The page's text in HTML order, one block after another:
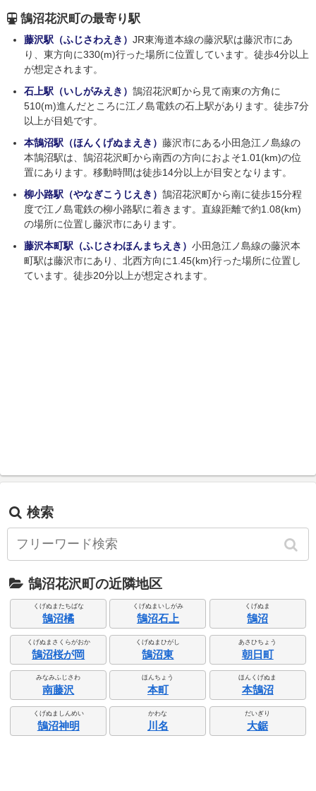
鵠沼花沢町の最寄り駅
藤沢駅（ふじさわえき） JR東海道本線の藤沢駅は藤沢市にあ
り、東方向に330(m)行った場所に位置しています。徒歩4分以上
が想定されます。
石上駅（いしがみえき） 鵠沼花沢町から見て南東の方角に
510(m)進んだところに江ノ島電鉄の石上駅があります。徒歩7分
以上が目処です。
本鵠沼駅（ほんくげぬまえき） 藤沢市にある小田急江ノ島線の
本鵠沼駅は、鵠沼花沢町から南西の方向におよそ1.01(km)の位
置にあります。移動時間は徒歩14分以上が目安となります。
柳小路駅（やなぎこうじえき） 鵠沼花沢町から南に徒歩15分程
度で江ノ島電鉄の柳小路駅に着きます。直線距離で約1.08(km)
の場所に位置し藤沢市にあります。
藤沢本町駅（ふじさわほんまちえき） 小田急江ノ島線の藤沢本
町駅は藤沢市にあり、北西方向に1.45(km)行った場所に位置し
ています。徒歩20分以上が想定されます。
検索
鵠沼花沢町の近隣地区
くげぬまたちばな
鵠沼橘
くげぬまいしがみ
鵠沼石上
くげぬま
鵠沼
くげぬまさくらがおか
鵠沼桜が岡
くげぬまひがし
鵠沼東
あさひちょう
朝日町
みなみふじさわ
南藤沢
ほんちょう
本町
ほんくげぬま
本鵠沼
くげぬましんめい
鵠沼神明
かわな
川名
だいぎり
大鋸